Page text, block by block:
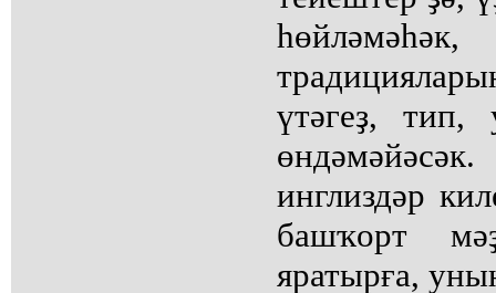
үтәгеҙ,
инглиздәр
башҡорт
яратырға,